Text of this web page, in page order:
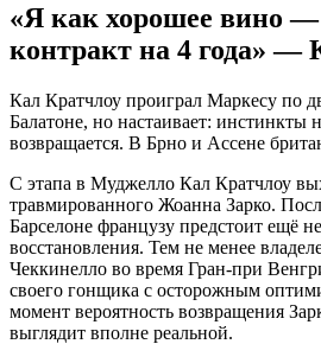
«Я как хорошее вино
контракт на 4 года» —
Кал Кратчлоу проиграл Маркесу по
Балатоне, но настаивает: инстинкты
возвращается. В Брно и Ассене
С этапа в Муджелло Кал Кратчлоу
травмированного Жоанна Зарко.
Барселоне французу предстоит ещё
восстановления. Тем не менее
Чеккинелло во время Гран-при
своего гонщика с осторожным
момент вероятность возвращения
выглядит вполне реальной.